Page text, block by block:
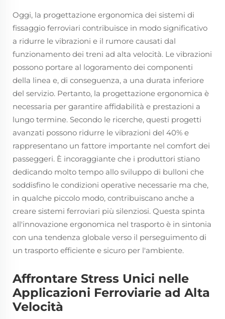
Oggi, la progettazione ergonomica dei sistemi di
fissaggio ferroviari contribuisce in modo significativo
a ridurre le vibrazioni e il rumore causati dal
funzionamento dei treni ad alta velocità. Le vibrazioni
possono portare al logoramento dei componenti
della linea e, di conseguenza, a una durata inferiore
del servizio. Pertanto, la progettazione ergonomica è
necessaria per garantire affidabilità e prestazioni a
lungo termine. Secondo le ricerche, questi progetti
avanzati possono ridurre le vibrazioni del 40% e
rappresentano un fattore importante nel comfort dei
passeggeri. È incoraggiante che i produttori stiano
dedicando molto tempo allo sviluppo di bulloni che
soddisfino le condizioni operative necessarie ma che,
in qualche piccolo modo, contribuiscano anche a
creare sistemi ferroviari più silenziosi. Questa spinta
all'innovazione ergonomica nel trasporto è in sintonia
con una tendenza globale verso il perseguimento di
un trasporto efficiente e sicuro per l'ambiente.
Affrontare Stress Unici nelle
Applicazioni Ferroviarie ad Alta
Velocità